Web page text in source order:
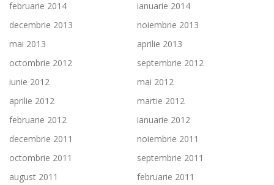
februarie 2014
ianuarie 2014
decembrie 2013
noiembrie 2013
mai 2013
aprilie 2013
octombrie 2012
septembrie 2012
iunie 2012
mai 2012
aprilie 2012
martie 2012
februarie 2012
ianuarie 2012
decembrie 2011
noiembrie 2011
octombrie 2011
septembrie 2011
august 2011
februarie 2011